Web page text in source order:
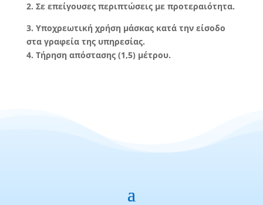
2. Σε επείγουσες περιπτώσεις με προτεραιότητα.
3. Υποχρεωτική χρήση μάσκας κατά την είσοδο
στα γραφεία της υπηρεσίας.
4. Τήρηση απόστασης (1,5) μέτρου.